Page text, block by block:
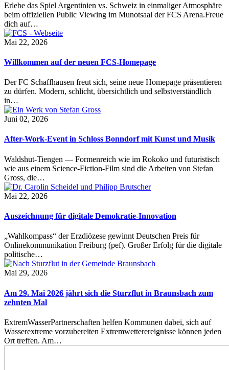
Erlebe das Spiel Argentinien vs. Schweiz in einmaliger Atmosphäre
beim offiziellen Public Viewing im Munotsaal der FCS Arena.Freue
dich auf…
Mai 22, 2026
Willkommen auf der neuen FCS-Homepage
Der FC Schaffhausen freut sich, seine neue Homepage präsentieren
zu dürfen. Modern, schlicht, übersichtlich und selbstverständlich
in…
Juni 02, 2026
After-Work-Event in Schloss Bonndorf mit Kunst und Musik
Waldshut-Tiengen — Formenreich wie im Rokoko und futuristisch
wie aus einem Science-Fiction-Film sind die Arbeiten von Stefan
Gross, die…
Mai 22, 2026
Auszeichnung für digitale Demokratie-Innovation
„Wahlkompass“ der Erzdiözese gewinnt Deutschen Preis für
Onlinekommunikation Freiburg (pef). Großer Erfolg für die digitale
politische…
Mai 29, 2026
Am 29. Mai 2026 jährt sich die Sturzflut in Braunsbach zum
zehnten Mal
ExtremWasserPartnerschaften helfen Kommunen dabei, sich auf
Wasserextreme vorzubereiten Extremwetterereignisse können jeden
Ort treffen. Am…